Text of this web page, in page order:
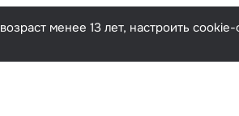
менее 13 лет, настроить